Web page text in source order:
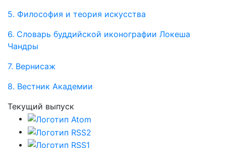
5. Философия и теория искусства
6. Словарь буддийской иконографии Локеша
Чандры
7. Вернисаж
8. Вестник Академии
Текущий выпуск